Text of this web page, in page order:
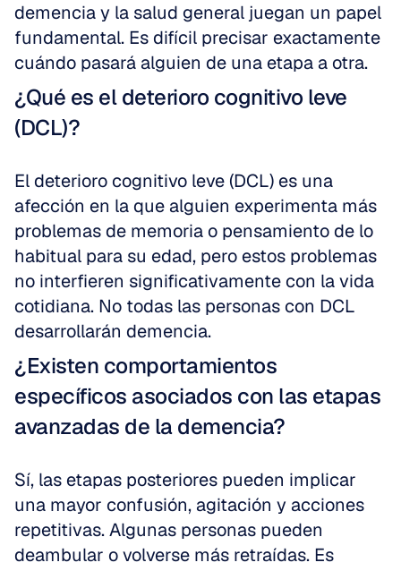
demencia y la salud general juegan un papel
fundamental. Es difícil precisar exactamente
cuándo pasará alguien de una etapa a otra.
¿Qué es el deterioro cognitivo leve
(DCL)?
El deterioro cognitivo leve (DCL) es una
afección en la que alguien experimenta más
problemas de memoria o pensamiento de lo
habitual para su edad, pero estos problemas
no interfieren significativamente con la vida
cotidiana. No todas las personas con DCL
desarrollarán demencia.
¿Existen comportamientos
específicos asociados con las etapas
avanzadas de la demencia?
Sí, las etapas posteriores pueden implicar
una mayor confusión, agitación y acciones
repetitivas. Algunas personas pueden
deambular o volverse más retraídas. Es